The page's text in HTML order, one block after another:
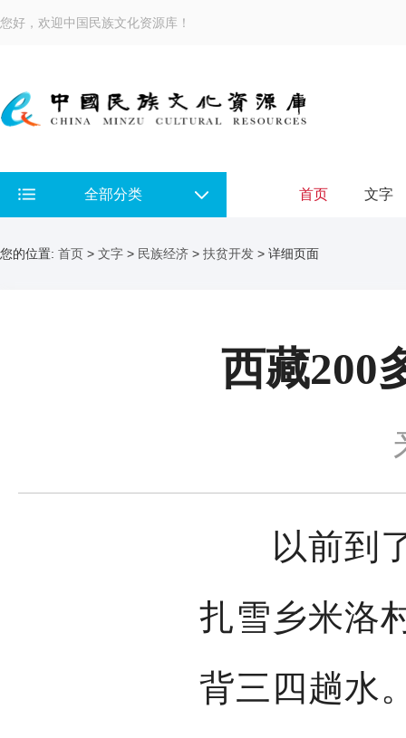
您好，欢迎中国民族文化资源库！
全部分类 首页 文字
您的位置: 首页 > 文字 > 民族经济 > 扶贫开发 > 详细页面
西藏200
以前到了
扎雪乡米洛
背三四趟水